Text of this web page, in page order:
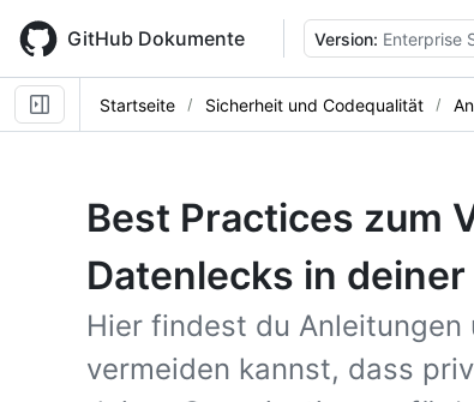
main
content
GitHub Dokumente Version: Enterprise
Startseite Sicherheit und Codequalität
Best Practices zum
Datenlecks in
Hier findest du Anleitungen
vermeiden kannst, dass